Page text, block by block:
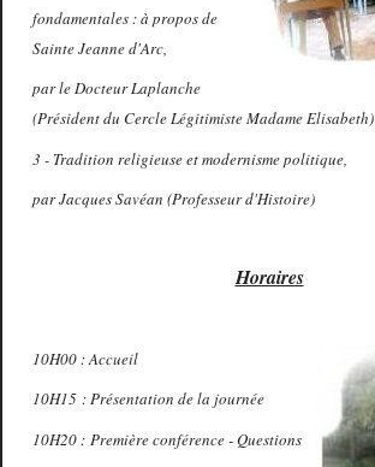
fondamentales : à propos de
Sainte Jeanne d'Arc,
par le Docteur Laplanche
(Président du Cercle Légitimiste Madame Elisabeth)
3 - Tradition religieuse et modernisme politique,
par Jacques Savéan (Professeur d'Histoire)
Horaires
10H00 : Accueil
10H15 : Présentation de la journée
10H20 : Première conférence - Questions